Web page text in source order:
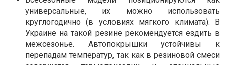
универсальные, их можно использовать
круглогодично (в условиях мягкого климата). В
Украине на такой резине рекомендуется ездить в
межсезонье. Автопокрышки устойчивы к
перепадам температур, так как в резиновой смеси